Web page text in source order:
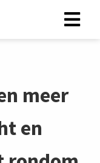
meer
en